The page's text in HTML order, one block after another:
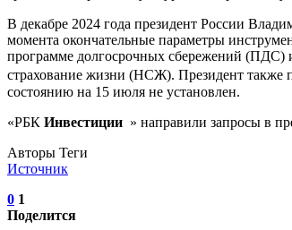
В декабре 2024 года президент России
момента окончательные параметры
программе долгосрочных сбережений (ПДС)
страхование жизни (НСЖ). Президент также
состоянию на 15 июля не установлен.
«РБК Инвестиции » направили запросы в
Авторы Теги
Источник
0 1
Поделится